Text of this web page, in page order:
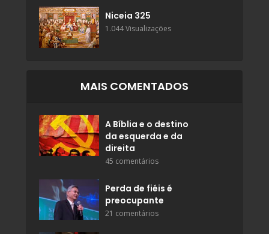
Niceia 325
1.044 Visualizações
MAIS COMENTADOS
A Bíblia e o destino
da esquerda e da
direita
45 comentários
Perda de fiéis é
preocupante
21 comentários